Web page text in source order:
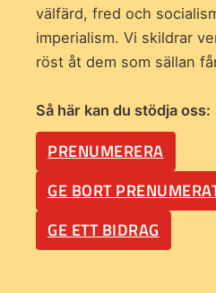
välfärd, fred och
imperialism. Vi skildrar
röst åt dem som sällan
Så här kan du stödja oss:
PRENUMERERA
GE BORT
GE ETT BIDRAG